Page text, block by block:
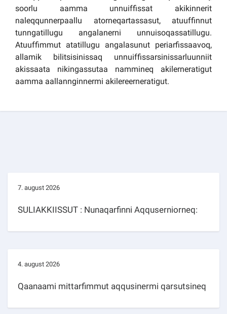
soorlu aamma unnuiffissat akikinnerit
naleqqunnerpaallu atorneqartassasut, atuuffinnut
tunngatillugu angalanerni unnuisoqassatillugu.
Atuuffimmut atatillugu angalasunut periarfissaavoq,
allamik bilitsisinissaq unnuiffissarsinissarluunniit
akissaata nikingassutaa nammineq akilerneratigut
aamma aallannginnermi akilereerneratigut.
7. august 2026
SULIAKKIISSUT : Nunaqarfinni Aqquserniorneq:
4. august 2026
Qaanaami mittarfimmut aqqusinermi qarsutsineq